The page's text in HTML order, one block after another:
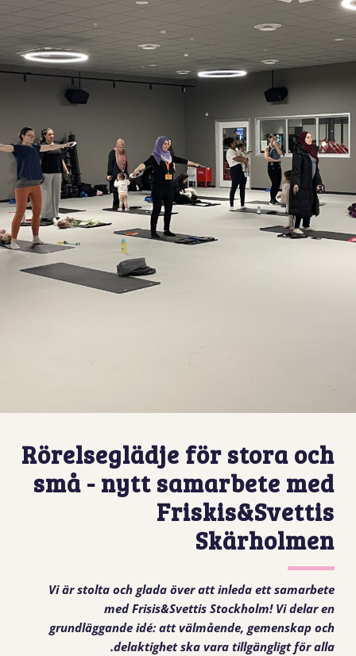
Rörelseglädje för stora och
små - nytt samarbete med
Friskis&Svettis
Skärholmen
Vi är stolta och glada över att inleda ett samarbete
med Frisis&Svettis Stockholm! Vi delar en
grundläggande idé: att välmående, gemenskap och
delaktighet ska vara tillgängligt för alla.